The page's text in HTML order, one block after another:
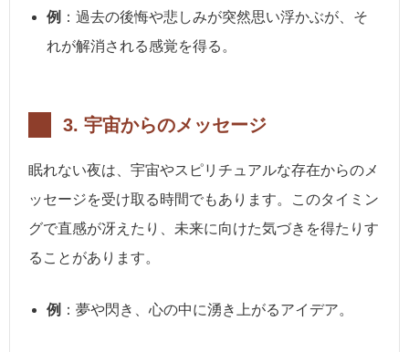
例 ：過去の後悔や悲しみが突然思い浮かぶが、そ
れが解消される感覚を得る。
3. 宇宙からのメッセージ
眠れない夜は、宇宙やスピリチュアルな存在からのメ
ッセージを受け取る時間でもあります。このタイミン
グで直感が冴えたり、未来に向けた気づきを得たりす
ることがあります。
例 ：夢や閃き、心の中に湧き上がるアイデア。